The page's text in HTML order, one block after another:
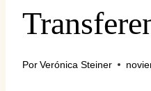
PorVerónica Steiner